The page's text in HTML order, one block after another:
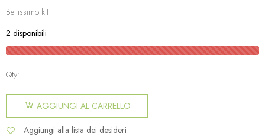
Bellissimo kit
2 disponibili
Qty:
AGGIUNGI AL CARRELLO
Aggiungi alla lista dei desideri